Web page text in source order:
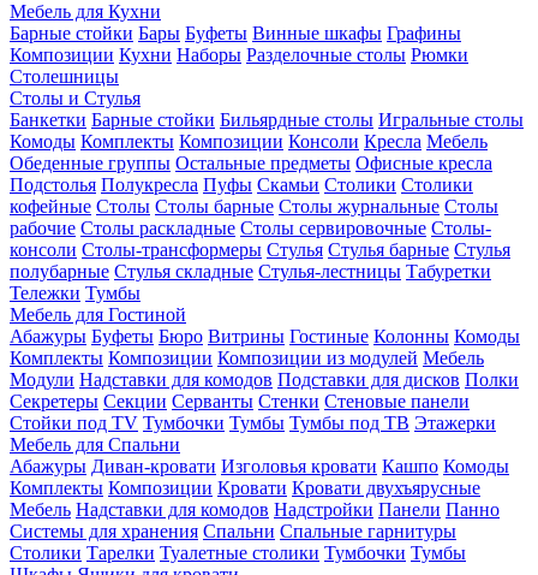
Мебель для Кухни
Барные стойки Бары Буфеты Винные шкафы Графины
Композиции Кухни Наборы Разделочные столы Рюмки
Столешницы
Столы и Стулья
Банкетки Барные стойки Бильярдные столы Игральные столы
Комоды Комплекты Композиции Консоли Кресла Мебель
Обеденные группы Остальные предметы Офисные кресла
Подстолья Полукресла Пуфы Скамьи Столики Столики
кофейные Столы Столы барные Столы журнальные Столы
рабочие Столы раскладные Столы сервировочные Столы-
консоли Столы-трансформеры Стулья Стулья барные Стулья
полубарные Стулья складные Стулья-лестницы Табуретки
Тележки Тумбы
Мебель для Гостиной
Абажуры Буфеты Бюро Витрины Гостиные Колонны Комоды
Комплекты Композиции Композиции из модулей Мебель
Модули Надставки для комодов Подставки для дисков Полки
Секретеры Секции Серванты Стенки Стеновые панели
Стойки под TV Тумбочки Тумбы Тумбы под ТВ Этажерки
Мебель для Спальни
Абажуры Диван-кровати Изголовья кровати Кашпо Комоды
Комплекты Композиции Кровати Кровати двухъярусные
Мебель Надставки для комодов Надстройки Панели Панно
Системы для хранения Спальни Спальные гарнитуры
Столики Тарелки Туалетные столики Тумбочки Тумбы